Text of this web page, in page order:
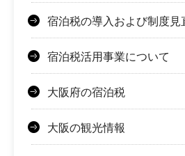
宿泊税の導入および制度見
宿泊税活用事業について
大阪府の宿泊税
大阪の観光情報